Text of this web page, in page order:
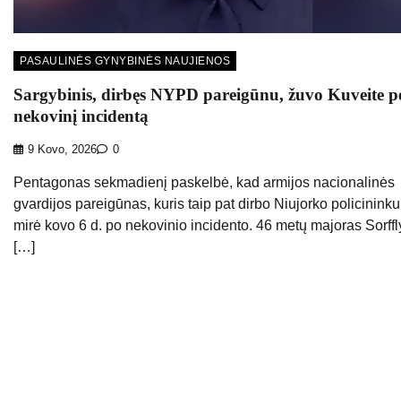
PASAULINĖS GYNYBINĖS NAUJIENOS
Sargybinis, dirbęs NYPD pareigūnu, žuvo Kuveite
nekovinį incidentą
9 Kovo, 2026 0
Pentagonas sekmadienį paskelbė, kad armijos nacionalinės
gvardijos pareigūnas, kuris taip pat dirbo Niujorko
mirė kovo 6 d. po nekovinio incidento. 46 metų majoras
[…]